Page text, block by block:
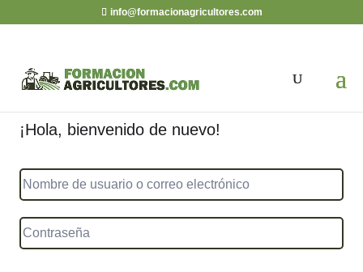
info@formacionagricultores.com
¡Hola, bienvenido de nuevo!